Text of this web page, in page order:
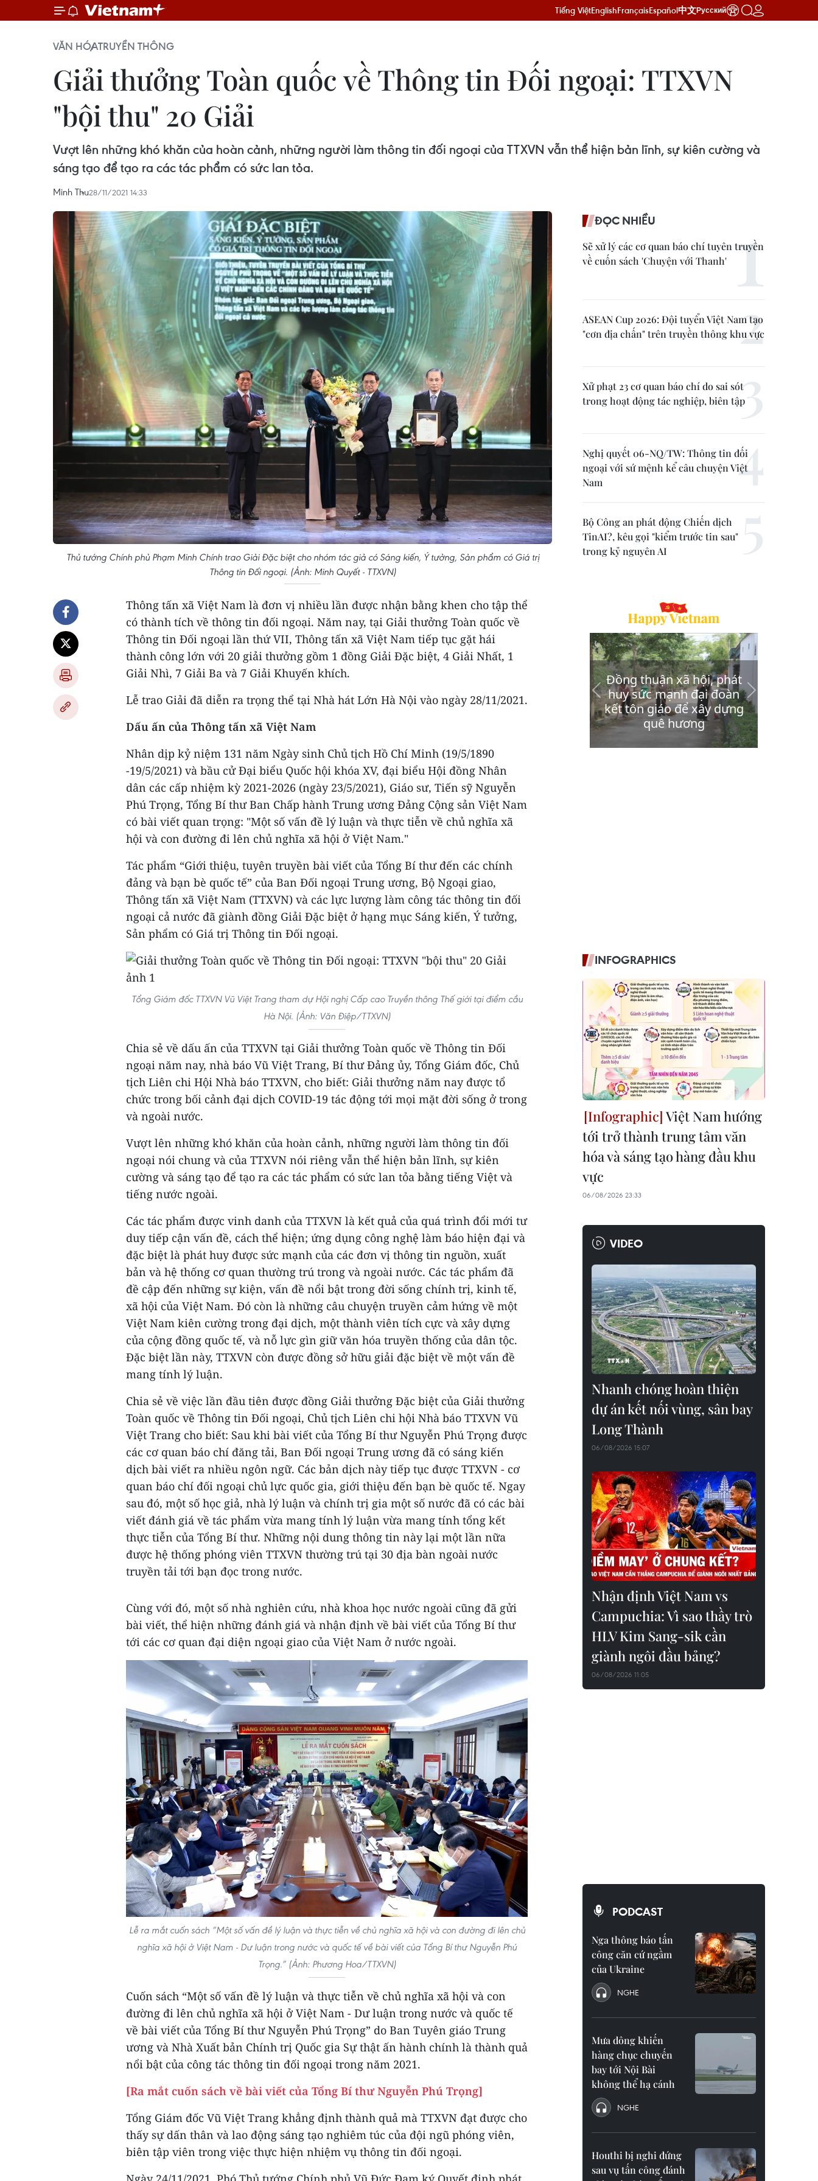
Tiếng ViệtEnglishFrançaisEspañol中文Русский
VĂN HÓATRUYỀN THÔNG
Giải thưởng Toàn quốc về Thông tin Đối ngoại: TTXVN
"bội thu" 20 Giải
Vượt lên những khó khăn của hoàn cảnh, những người làm thông tin đối ngoại của TTXVN vẫn thể hiện bản lĩnh, sự kiên cường và
sáng tạo để tạo ra các tác phẩm có sức lan tỏa.
Minh Thu28/11/2021 14:33
Thủ tướng Chính phủ Phạm Minh Chính trao Giải Đặc biệt cho nhóm tác giả có Sáng kiến, Ý tưởng, Sản phẩm có Giá trị
Thông tin Đối ngoại. (Ảnh: Minh Quyết - TTXVN)
Thông tấn xã Việt Nam là đơn vị nhiều lần được nhận bằng khen cho tập thể
có thành tích về thông tin đối ngoại. Năm nay, tại Giải thưởng Toàn quốc về
Thông tin Đối ngoại lần thứ VII, Thông tấn xã Việt Nam tiếp tục gặt hái
thành công lớn với 20 giải thưởng gồm 1 đồng Giải Đặc biệt, 4 Giải Nhất, 1
Giải Nhì, 7 Giải Ba và 7 Giải Khuyến khích.
Lễ trao Giải đã diễn ra trọng thể tại Nhà hát Lớn Hà Nội vào ngày 28/11/2021.
Dấu ấn của Thông tấn xã Việt Nam
Nhân dịp kỷ niệm 131 năm Ngày sinh Chủ tịch Hồ Chí Minh (19/5/1890
-19/5/2021) và bầu cử Đại biểu Quốc hội khóa XV, đại biểu Hội đồng Nhân
dân các cấp nhiệm kỳ 2021-2026 (ngày 23/5/2021), Giáo sư, Tiến sỹ Nguyễn
Phú Trọng, Tổng Bí thư Ban Chấp hành Trung ương Đảng Cộng sản Việt Nam
có bài viết quan trọng: "Một số vấn đề lý luận và thực tiễn về chủ nghĩa xã
hội và con đường đi lên chủ nghĩa xã hội ở Việt Nam."
Tác phẩm “Giới thiệu, tuyên truyền bài viết của Tổng Bí thư đến các chính
đảng và bạn bè quốc tế” của Ban Đối ngoại Trung ương, Bộ Ngoại giao,
Thông tấn xã Việt Nam (TTXVN) và các lực lượng làm công tác thông tin đối
ngoại cả nước đã giành đồng Giải Đặc biệt ở hạng mục Sáng kiến, Ý tưởng,
Sản phẩm có Giá trị Thông tin Đối ngoại.
Tổng Giám đốc TTXVN Vũ Việt Trang tham dự Hội nghị Cấp cao Truyền thông Thế giới tại điểm cầu
Hà Nội. (Ảnh: Văn Điệp/TTXVN)
Chia sẻ về dấu ấn của TTXVN tại Giải thưởng Toàn quốc về Thông tin Đối
ngoại năm nay, nhà báo Vũ Việt Trang, Bí thư Đảng ủy, Tổng Giám đốc, Chủ
tịch Liên chi Hội Nhà báo TTXVN, cho biết: Giải thưởng năm nay được tổ
chức trong bối cảnh đại dịch COVID-19 tác động tới mọi mặt đời sống ở trong
và ngoài nước.
Vượt lên những khó khăn của hoàn cảnh, những người làm thông tin đối
ngoại nói chung và của TTXVN nói riêng vẫn thể hiện bản lĩnh, sự kiên
cường và sáng tạo để tạo ra các tác phẩm có sức lan tỏa bằng tiếng Việt và
tiếng nước ngoài.
Các tác phẩm được vinh danh của TTXVN là kết quả của quá trình đổi mới tư
duy tiếp cận vấn đề, cách thể hiện; ứng dụng công nghệ làm báo hiện đại và
đặc biệt là phát huy được sức mạnh của các đơn vị thông tin nguồn, xuất
bản và hệ thống cơ quan thường trú trong và ngoài nước. Các tác phẩm đã
đề cập đến những sự kiện, vấn đề nổi bật trong đời sống chính trị, kinh tế,
xã hội của Việt Nam. Đó còn là những câu chuyện truyền cảm hứng về một
Việt Nam kiên cường trong đại dịch, một thành viên tích cực và xây dựng
của cộng đồng quốc tế, và nỗ lực gìn giữ văn hóa truyền thống của dân tộc.
Đặc biệt lần này, TTXVN còn được đồng sở hữu giải đặc biệt về một vấn đề
mang tính lý luận.
Chia sẻ về việc lần đầu tiên được đồng Giải thưởng Đặc biệt của Giải thưởng
Toàn quốc về Thông tin Đối ngoại, Chủ tịch Liên chi hội Nhà báo TTXVN Vũ
Việt Trang cho biết: Sau khi bài viết của Tổng Bí thư Nguyễn Phú Trọng được
các cơ quan báo chí đăng tải, Ban Đối ngoại Trung ương đã có sáng kiến
dịch bài viết ra nhiều ngôn ngữ. Các bản dịch này tiếp tục được TTXVN - cơ
quan báo chí đối ngoại chủ lực quốc gia, giới thiệu đến bạn bè quốc tế. Ngay
sau đó, một số học giả, nhà lý luận và chính trị gia một số nước đã có các bài
viết đánh giá về tác phẩm vừa mang tính lý luận vừa mang tính tổng kết
thực tiễn của Tổng Bí thư. Những nội dung thông tin này lại một lần nữa
được hệ thống phóng viên TTXVN thường trú tại 30 địa bàn ngoài nước
truyền tải tới bạn đọc trong nước.
Cùng với đó, một số nhà nghiên cứu, nhà khoa học nước ngoài cũng đã gửi
bài viết, thể hiện những đánh giá và nhận định về bài viết của Tổng Bí thư
tới các cơ quan đại diện ngoại giao của Việt Nam ở nước ngoài.
Lễ ra mắt cuốn sách “Một số vấn đề lý luận và thực tiễn về chủ nghĩa xã hội và con đường đi lên chủ
nghĩa xã hội ở Việt Nam - Dư luận trong nước và quốc tế về bài viết của Tổng Bí thư Nguyễn Phú
Trọng.” (Ảnh: Phương Hoa/TTXVN)
Cuốn sách “Một số vấn đề lý luận và thực tiễn về chủ nghĩa xã hội và con
đường đi lên chủ nghĩa xã hội ở Việt Nam - Dư luận trong nước và quốc tế
về bài viết của Tổng Bí thư Nguyễn Phú Trọng” do Ban Tuyên giáo Trung
ương và Nhà Xuất bản Chính trị Quốc gia Sự thật ấn hành chính là thành quả
nổi bật của công tác thông tin đối ngoại trong năm 2021.
[Ra mắt cuốn sách về bài viết của Tổng Bí thư Nguyễn Phú Trọng]
Tổng Giám đốc Vũ Việt Trang khẳng định thành quả mà TTXVN đạt được cho
thấy sự dấn thân và lao động sáng tạo nghiêm túc của đội ngũ phóng viên,
biên tập viên trong việc thực hiện nhiệm vụ thông tin đối ngoại.
ĐỌC NHIỀU
Sẽ xử lý các cơ quan báo chí tuyên truyền
về cuốn sách 'Chuyện với Thanh'
ASEAN Cup 2026: Đội tuyển Việt Nam tạo
"cơn địa chấn" trên truyền thông khu vực
Xử phạt 23 cơ quan báo chí do sai sót
trong hoạt động tác nghiệp, biên tập
Nghị quyết 06-NQ/TW: Thông tin đối
ngoại với sứ mệnh kể câu chuyện Việt
Nam
Bộ Công an phát động Chiến dịch
TinAI?, kêu gọi "kiểm trước tin sau"
trong kỷ nguyên AI
INFOGRAPHICS
Việt Nam hướng
tới trở thành trung tâm văn
hóa và sáng tạo hàng đầu khu
vực
06/08/2026 23:33
VIDEO
Nhanh chóng hoàn thiện
dự án kết nối vùng, sân bay
Long Thành
06/08/2026 15:07
Nhận định Việt Nam vs
Campuchia: Vì sao thầy trò
HLV Kim Sang-sik cần
giành ngôi đầu bảng?
06/08/2026 11:05
PODCAST
Nga thông báo tấn
công căn cứ ngầm
của Ukraine
NGHE
Mưa dông khiến
hàng chục chuyến
bay tới Nội Bài
không thể hạ cánh
NGHE
Houthi bị nghi đứng
sau vụ tấn công đánh